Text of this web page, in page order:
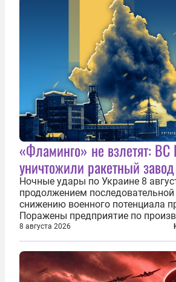
«Фламинго» не взлетят:
уничтожили ракетный
Ночные удары по Украине 8
продолжением
снижению военного потенциала
Поражены предприятие по
крылатых ракет, крупный склад
сухогруза с военными грузами.
нанесены удары по объектам в
Киеве...
8 августа 2026